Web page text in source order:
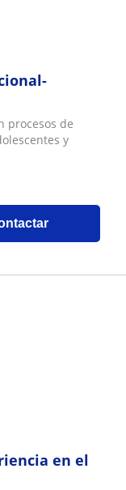
procesos de
y
en el